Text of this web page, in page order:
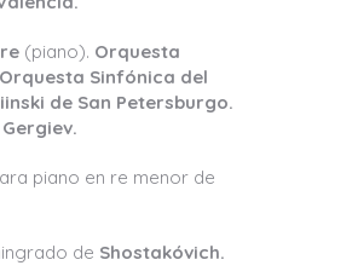
(piano). Orquesta
Sinfónica del
de San Petersburgo.
piano en re menor de
de Shostakóvich.